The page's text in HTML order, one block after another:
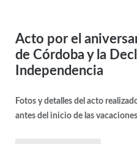
Acto por el
de Córdoba y la
Independencia
Fotos y detalles del acto
antes del inicio de las